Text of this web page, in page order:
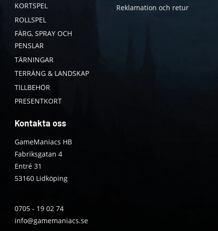
KORTSPEL
ROLLSPEL
FÄRG, SPRAY OCH
PENSLAR
TÄRNINGAR
TERRÄNG & LANDSKAP
TILLBEHÖR
PRESENTKORT
Reklamation och retur
Kontakta oss
GameManiacs HB
Fabriksgatan 4
Entré 31
53160 Lidköping
0705 - 19 02 74
info@gamemaniacs.se